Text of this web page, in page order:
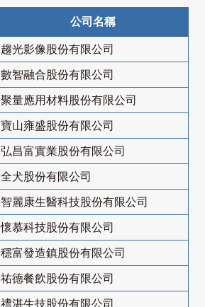
公司名稱
趨光影像股份有限公司
數智融合股份有限公司
聚量應用材料股份有限公司
寶山雍盛股份有限公司
弘昌富實業股份有限公司
全犬股份有限公司
智麗康生醫科技股份有限公司
懷慕科技股份有限公司
穩富發造鎮股份有限公司
祐德餐飲股份有限公司
禮湛生技股份有限公司